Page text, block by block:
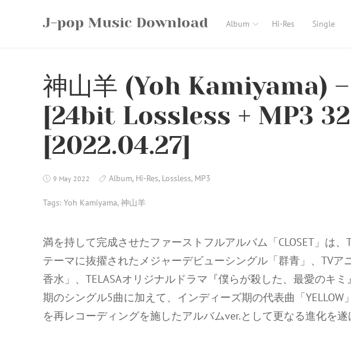
J-pop Music Download Album Hi-Res Single
神山羊 (Yoh Kamiyama) –
[24bit Lossless + MP3
[2022.04.27]
9 May 2022 Album, Hi-Res, Lossless, MP3
Tags: Yoh Kamiyama,神山羊
満を持して完成させたファーストフルアルバム「CLOSET」は
テーマに抜擢されたメジャーデビューシングル「群青」、TVア
香水」、TELASAオリジナルドラマ『僕らが殺した、最愛のキ
期のシングル5曲に加えて、インディーズ期の代表曲「YELLOW
を再レコーディングを施したアルバムver.として更なる進化を遂